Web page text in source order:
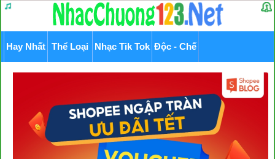
Hay Nhất Thể Loại Nhạc Tik Tok Độc - Chế